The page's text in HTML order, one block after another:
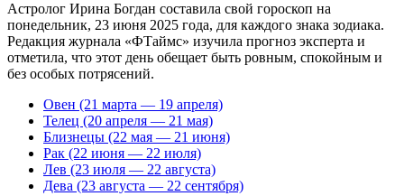
Астролог Ирина Богдан составила свой гороскоп на
понедельник, 23 июня 2025 года, для каждого знака зодиака.
Редакция журнала «ФТаймс» изучила прогноз эксперта и
отметила, что этот день обещает быть ровным, спокойным и
без особых потрясений.
Овен (21 марта — 19 апреля)
Телец (20 апреля — 21 мая)
Близнецы (22 мая — 21 июня)
Рак (22 июня — 22 июля)
Лев (23 июля — 22 августа)
Дева (23 августа — 22 сентября)